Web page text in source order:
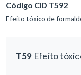
Código CID T592
Efeito tóxico de
T59 Efeito